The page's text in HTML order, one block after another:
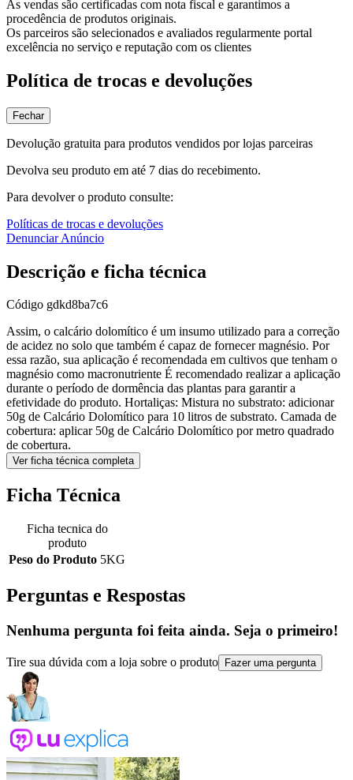
As vendas são certificadas com nota fiscal e garantimos a
procedência de produtos originais.
Os parceiros são selecionados e avaliados regularmente portal
excelência no serviço e reputação com os clientes
Política de trocas e devoluções
Fechar
Devolução gratuita para produtos vendidos por lojas parceiras
Devolva seu produto em até 7 dias do recebimento.
Para devolver o produto consulte:
Políticas de trocas e devoluções
Denunciar Anúncio
Descrição e ficha técnica
Código gdkd8ba7c6
Assim, o calcário dolomítico é um insumo utilizado para a correção
de acidez no solo que também é capaz de fornecer magnésio. Por
essa razão, sua aplicação é recomendada em cultivos que tenham o
magnésio como macronutriente É recomendado realizar a aplicação
durante o período de dormência das plantas para garantir a
efetividade do produto. Hortaliças: Mistura no substrato: adicionar
50g de Calcário Dolomítico para 10 litros de substrato. Camada de
cobertura: aplicar 50g de Calcário Dolomítico por metro quadrado
de cobertura.
Ver ficha técnica completa
Ficha Técnica
Ficha tecnica do
produto
Peso do Produto 5KG
Perguntas e Respostas
Nenhuma pergunta foi feita ainda. Seja o primeiro!
Tire sua dúvida com a loja sobre o produto Fazer uma pergunta